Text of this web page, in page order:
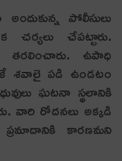
పోలీసులు
చేపట్టారు.
తరలించారు. ఉపాధి
శవాలై పడి ఉండటం
ఘటనా స్థలానికి
వారి రోదనలు అక్కడి
కారణమని